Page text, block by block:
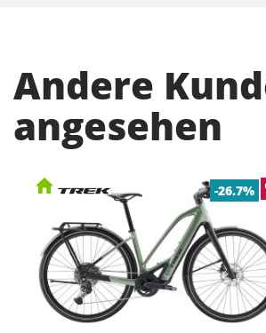
Andere
angesehen
-26.7%